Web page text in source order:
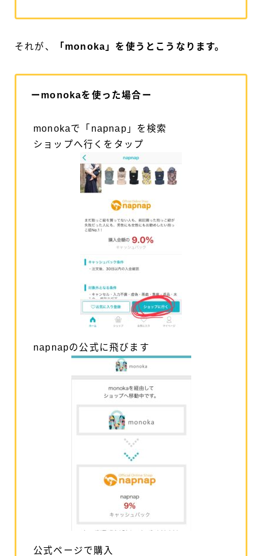
それが、 「monoka」を使うとこうなります。
ーmonokaを使った場合ー
monokaで「napnap」を検索
ショップへ行くをタップ
napnapの公式に飛びます
公式ページで購入